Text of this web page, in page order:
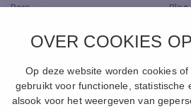
OVER COOKIES
Op deze website worden cookies
gebruikt voor functionele, statistische
alsook voor het weergeven van
Pers
Blog